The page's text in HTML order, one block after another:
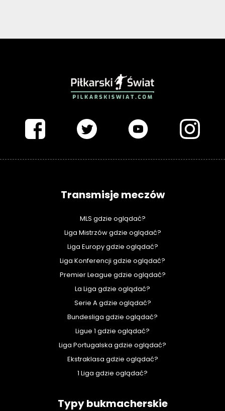
Transmisje meczów
MLS gdzie oglądać?
Liga Mistrzów gdzie oglądać?
Liga Europy gdzie oglądać?
Liga Konferencji gdzie oglądać?
Premier League gdzie oglądać?
La Liga gdzie oglądać?
Serie A gdzie oglądać?
Bundesliga gdzie oglądać?
Ligue 1 gdzie oglądać?
Liga Portugalska gdzie oglądać?
Ekstraklasa gdzie oglądać?
1 Liga gdzie oglądać?
Typy bukmacherskie